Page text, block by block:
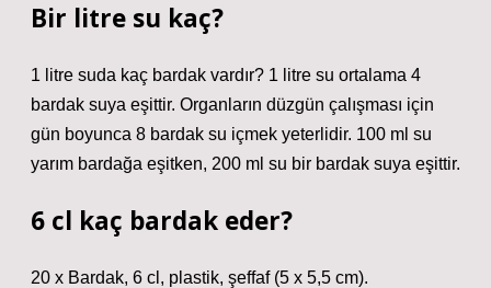
Bir litre su kaç?
1 litre suda kaç bardak vardır? 1 litre su ortalama 4
bardak suya eşittir. Organların düzgün çalışması için
gün boyunca 8 bardak su içmek yeterlidir. 100 ml su
yarım bardağa eşitken, 200 ml su bir bardak suya eşittir.
6 cl kaç bardak eder?
20 x Bardak, 6 cl, plastik, şeffaf (5 x 5,5 cm).